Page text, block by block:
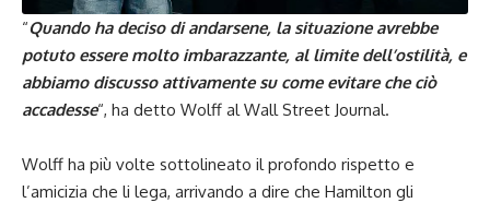
“Quando ha deciso di andarsene, la situazione avrebbe
potuto essere molto imbarazzante, al limite dell’ostilità, e
abbiamo discusso attivamente su come evitare che ciò
accadesse“, ha detto Wolff al Wall Street Journal.
Wolff ha più volte sottolineato il profondo rispetto e
l’amicizia che li lega, arrivando a dire che Hamilton gli